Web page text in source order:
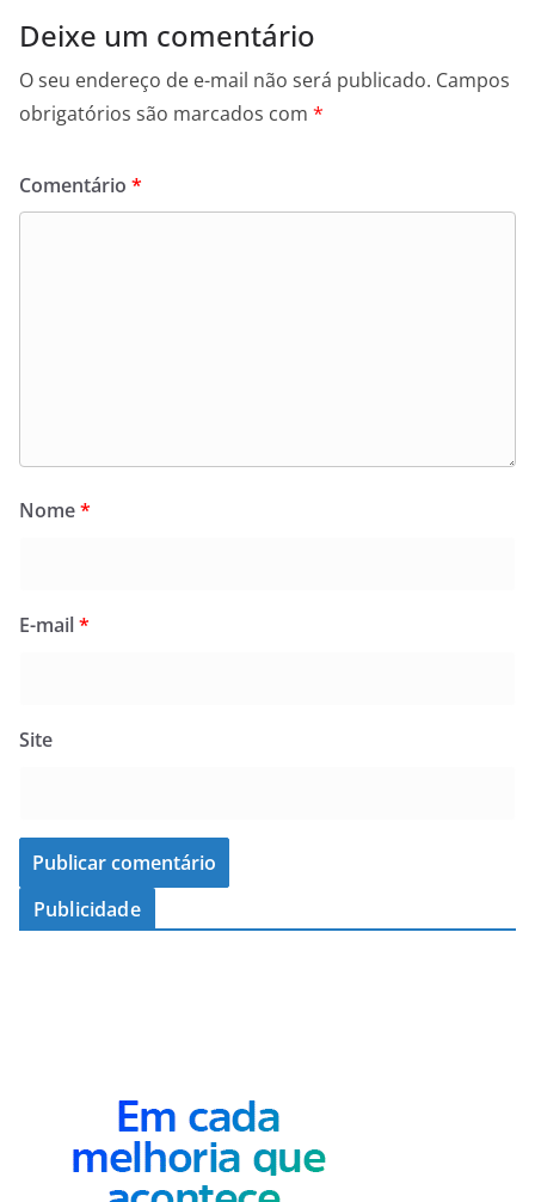
Deixe um comentário
O seu endereço de e-mail não será publicado. Campos
obrigatórios são marcados com *
Comentário *
Nome*
E-mail*
Site
Publicidade